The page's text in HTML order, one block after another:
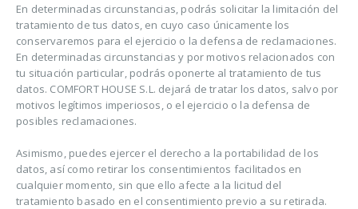
En determinadas circunstancias, podrás solicitar la limitación del
tratamiento de tus datos, en cuyo caso únicamente los
conservaremos para el ejercicio o la defensa de reclamaciones.
En determinadas circunstancias y por motivos relacionados con
tu situación particular, podrás oponerte al tratamiento de tus
datos. COMFORT HOUSE S.L. dejará de tratar los datos, salvo por
motivos legítimos imperiosos, o el ejercicio o la defensa de
posibles reclamaciones.
Asimismo, puedes ejercer el derecho a la portabilidad de los
datos, así como retirar los consentimientos facilitados en
cualquier momento, sin que ello afecte a la licitud del
tratamiento basado en el consentimiento previo a su retirada.